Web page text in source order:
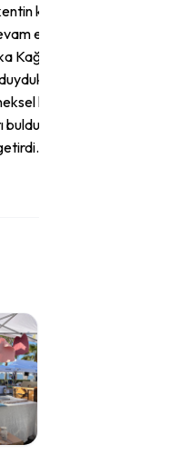
kültürel mirasını
edeceklerini
Müzesi'nin
ifade etti.
kağıt yapımını
için